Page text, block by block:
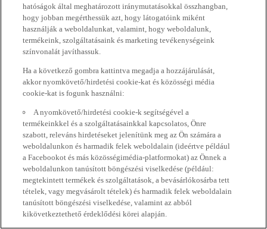
hatóságok által meghatározott iránymutatásokkal összhangban,
hogy jobban megérthessük azt, hogy látogatóink miként
használják a weboldalunkat, valamint, hogy weboldalunk,
termékeink, szolgáltatásaink és marketing tevékenységeink
színvonalát javíthassuk.
Ha a következő gombra kattintva megadja a hozzájárulását,
akkor nyomkövető/hirdetési cookie-kat és közösségi média
cookie-kat is fogunk használni:
A nyomkövető/hirdetési cookie-k segítségével a
termékeinkkel és a szolgáltatásainkkal kapcsolatos, Önre
szabott, releváns hirdetéseket jelenítünk meg az Ön számára a
weboldalunkon és harmadik felek weboldalain (ideértve például
a Facebookot és más közösségimédia-platformokat) az Önnek a
weboldalunkon tanúsított böngészési viselkedése (például:
megtekintett termékek és szolgáltatások, a bevásárlókosárba tett
tételek, vagy megvásárolt tételek) és harmadik felek weboldalain
tanúsított böngészési viselkedése, valamint az abból
kikövetkeztethető érdeklődési körei alapján.